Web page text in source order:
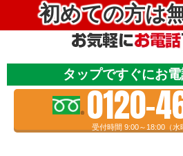
初めての方は
タップですぐにお
0120-
受付時間 9:00～18:00（水